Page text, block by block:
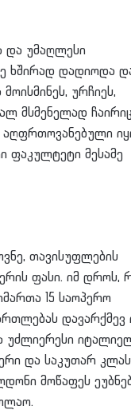
და უმაღლესი
ხშირად დადიოდა
ურჩიეს,
მსმენელად
აღფრთოვანებული
ფაკულტეტი მესამე
თავისუფლების
ფასი. იმ დროს,
15 საოპერო
დავარქმევ
უძლიერესი
და საკუთარ
მოწაფეს